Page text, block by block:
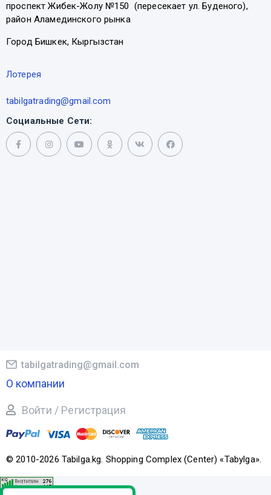
проспект Жибек-Жолу №150 (пересекает ул. Буденого),
район Аламединского рынка
Город Бишкек, Кыргызстан
Лотерея
tabilgatrading@gmail.com
Социальные Сети:
© 2010-2026 Tabilga.kg. Shopping Complex (Center) «Tabylga».
tabilgatrading@gmail.com
О компании
Войти / Регистрация